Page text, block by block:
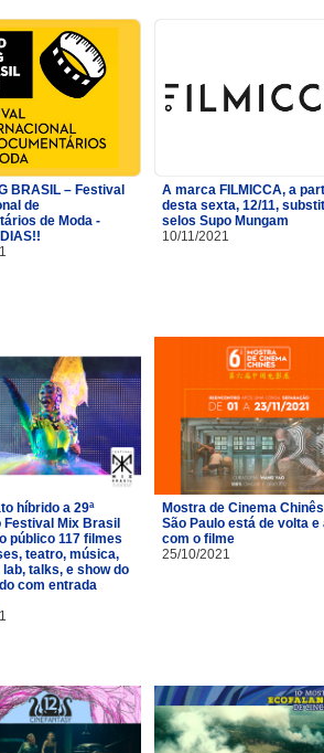
BRASIL – Festival
de
de Moda -
A marca FILMICCA, a
desta sexta, 12/11,
selos Supo Mungam
10/11/2021
híbrido a 29ª
Festival Mix Brasil
público 117 filmes
teatro, música,
talks, e show do
com entrada
Mostra de Cinema
São Paulo está de volta e
com o filme
25/10/2021